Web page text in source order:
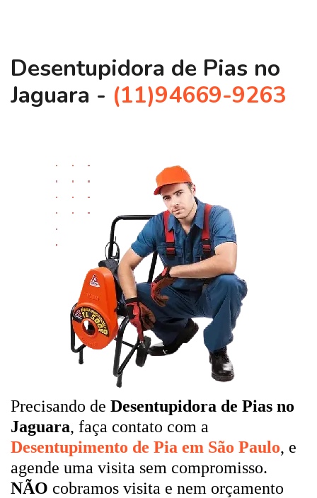
Desentupidora de Pias no
Jaguara - (11)94669-9263
Precisando de Desentupidora de Pias no
Jaguara, faça contato com a
Desentupimento de Pia em São Paulo, e
agende uma visita sem compromisso.
NÃO cobramos visita e nem orçamento